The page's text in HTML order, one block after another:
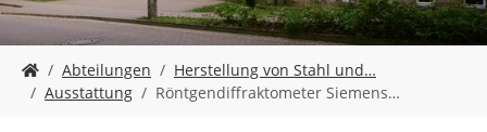
t
s
i
Abteilungen
Herstellung von Stahl und…
Ausstattung
Röntgendiffraktometer Siemens…